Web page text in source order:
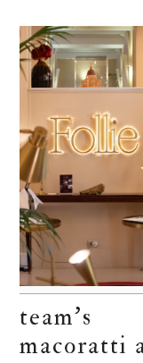
team’s
macoratti